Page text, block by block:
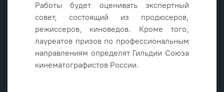
Работы будет оценивать экспертный
совет, состоящий из продюсеров,
режиссеров, киноведов. Кроме того,
лауреатов призов по профессиональным
направлениям определят Гильдии Союза
кинематографистов России.